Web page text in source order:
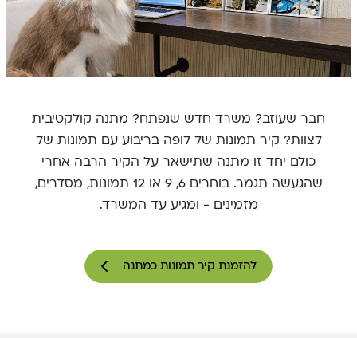
חבר שעוזב? משרד חדש שנפתח? מתנה קולקטיבית
לצוות? קיר תמונות של לופה בריבוע עם תמונות של
כולם יחד זו מתנה שתישאר על הקיר הרבה אחרי
שהגעשה תגמר. בוחרים 6, 9 או 12 תמונות, מסדרים,
מזמינים - ומגיע עד המשרד.
להזמנת קיר תמונות כמתנה